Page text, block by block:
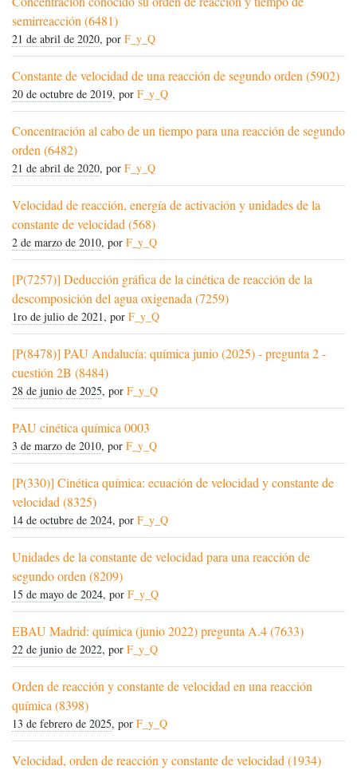
semirreacción (6481)
21 de abril de 2020, por F_y_Q
Constante de velocidad de una reacción de segundo orden (5902)
20 de octubre de 2019, por F_y_Q
Concentración al cabo de un tiempo para una reacción de segundo
orden (6482)
21 de abril de 2020, por F_y_Q
Velocidad de reacción, energía de activación y unidades de la
constante de velocidad (568)
2 de marzo de 2010, por F_y_Q
[P(7257)] Deducción gráfica de la cinética de reacción de la
descomposición del agua oxigenada (7259)
1ro de julio de 2021, por F_y_Q
[P(8478)] PAU Andalucía: química junio (2025) - pregunta 2 -
cuestión 2B (8484)
28 de junio de 2025, por F_y_Q
PAU cinética química 0003
3 de marzo de 2010, por F_y_Q
[P(330)] Cinética química: ecuación de velocidad y constante de
velocidad (8325)
14 de octubre de 2024, por F_y_Q
Unidades de la constante de velocidad para una reacción de
segundo orden (8209)
15 de mayo de 2024, por F_y_Q
EBAU Madrid: química (junio 2022) pregunta A.4 (7633)
22 de junio de 2022, por F_y_Q
Orden de reacción y constante de velocidad en una reacción
química (8398)
13 de febrero de 2025, por F_y_Q
Velocidad, orden de reacción y constante de velocidad (1934)